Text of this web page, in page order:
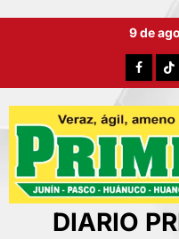
9 de
Facebook
DIARIO